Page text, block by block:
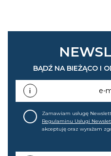
BĄDŹ NA BIEŻĄCO I
e-
Zamawiam usługę
Regulaminu Usługi
akceptuję oraz wyrażam
promocjach,